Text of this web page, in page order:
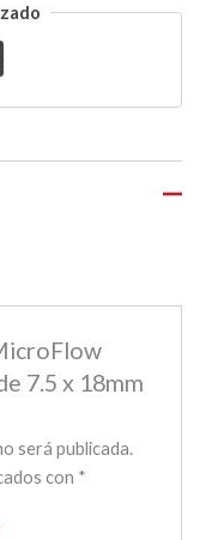
7.5 x 18mm
será publicada.
con *